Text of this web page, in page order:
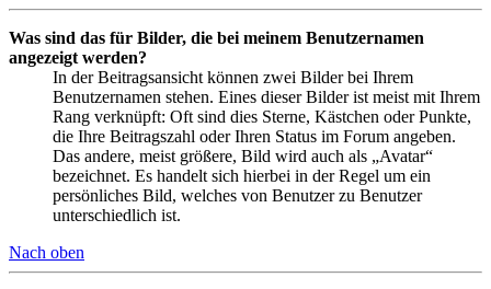
Was sind das für Bilder, die bei meinem Benutzernamen
angezeigt werden?
In der Beitragsansicht können zwei Bilder bei Ihrem
Benutzernamen stehen. Eines dieser Bilder ist meist mit Ihrem
Rang verknüpft: Oft sind dies Sterne, Kästchen oder Punkte,
die Ihre Beitragszahl oder Ihren Status im Forum angeben.
Das andere, meist größere, Bild wird auch als „Avatar“
bezeichnet. Es handelt sich hierbei in der Regel um ein
persönliches Bild, welches von Benutzer zu Benutzer
unterschiedlich ist.
Nach oben